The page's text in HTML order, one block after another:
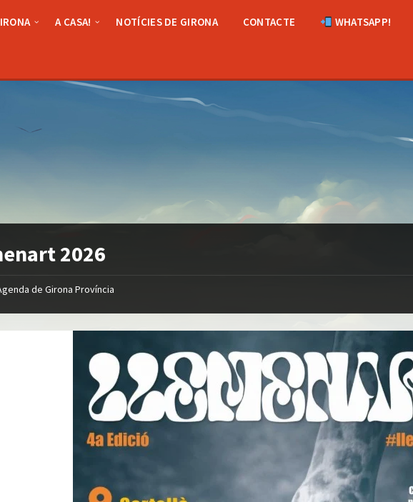
A CASA! NOTÍCIES DE GIRONA CONTACTE WHATSAPP!
2026
de Girona Província